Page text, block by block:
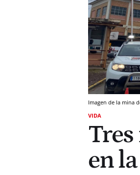
Imagen de la mina
VIDA
en